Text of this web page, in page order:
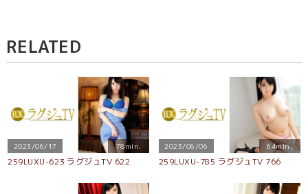
RELATED
2023/06/17 78min.
259LUXU-623 ラグジュTV 622
2023/06/06 64min.
259LUXU-785 ラグジュTV 766